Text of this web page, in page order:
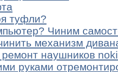
туфли?
Чиним
механизм
ремонт наушников
руками